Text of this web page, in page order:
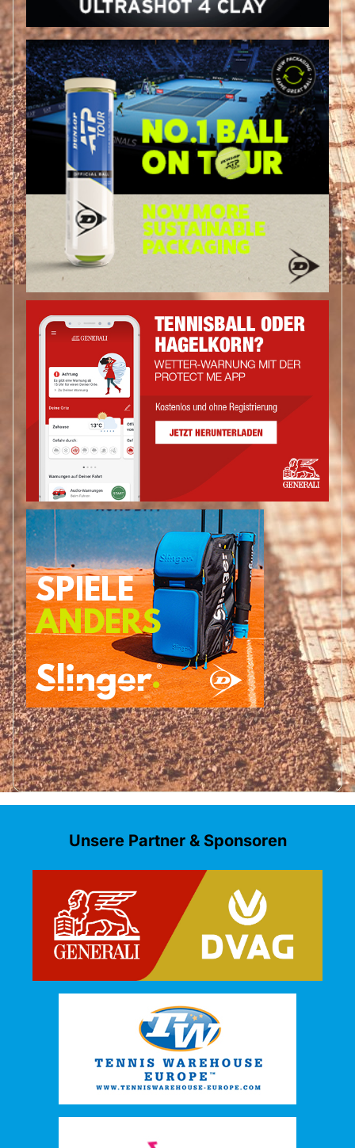
Unsere Partner & Sponsoren